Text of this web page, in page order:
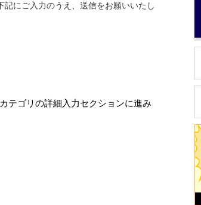
にご入力のうえ、送信をお願いいたし